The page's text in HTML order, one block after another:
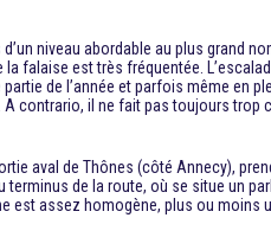
niveau abordable au plus grand
la falaise est très fréquentée.
de l’année et parfois même en
A contrario, il ne fait pas toujours trop
aval de Thônes (côté Annecy),
terminus de la route, où se situe un
est assez homogène, plus ou moins